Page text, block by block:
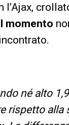
momento
né alto
rispetto alla